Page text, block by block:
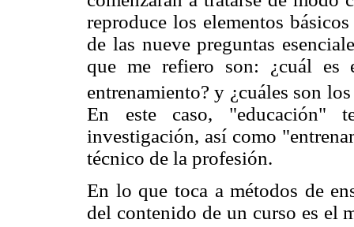
reproduce los elementos
de las nueve preguntas
que me refiero son: ¿cuál es
entrenamiento? y ¿cuáles son
En este caso, "educación"
investigación, así como
técnico de la profesión.
En lo que toca a métodos de
del contenido de un curso es el